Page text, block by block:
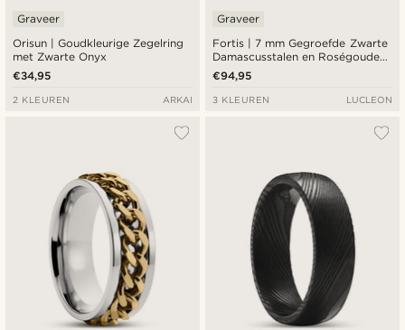
Orisun | Goudkleurige Zegelring
met Zwarte Onyx
Graveer
€34,95
2 KLEUREN ARKAI
Fortis | 7 mm Gegroefde Zwarte
Damascusstalen en Roségouden
Titanium Ring
Graveer
€94,95
3 KLEUREN LUCLEON